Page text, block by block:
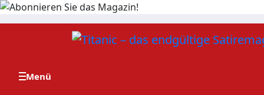
Zum